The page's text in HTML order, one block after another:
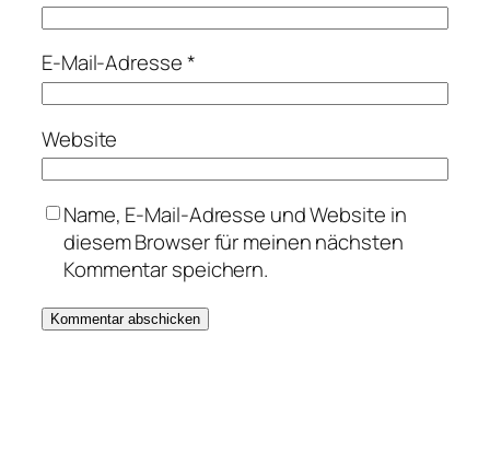
E-Mail-Adresse*
Website
Name, E-Mail-Adresse und Website in
diesem Browser für meinen nächsten
Kommentar speichern.